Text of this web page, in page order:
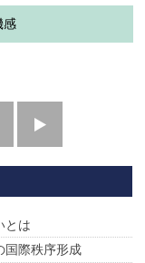
感
へ
とは
国際秩序形成